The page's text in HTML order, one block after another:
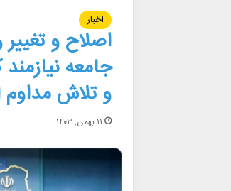
اخبار
اصلاح و تغییر
جامعه
و تلاش
۱۱ بهمن, ۱۴۰۳